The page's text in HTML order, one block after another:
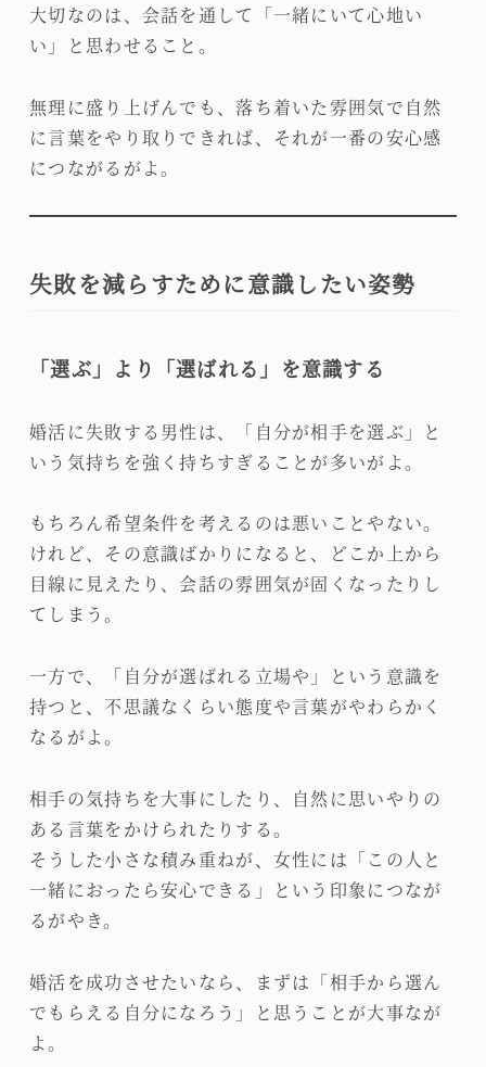
大切なのは、会話を通して「一緒にいて心地い
い」と思わせること。
無理に盛り上げんでも、落ち着いた雰囲気で自然
に言葉をやり取りできれば、それが一番の安心感
につながるがよ。
失敗を減らすために意識したい姿勢
「選ぶ」より「選ばれる」を意識する
婚活に失敗する男性は、「自分が相手を選ぶ」と
いう気持ちを強く持ちすぎることが多いがよ。
もちろん希望条件を考えるのは悪いことやない。
けれど、その意識ばかりになると、どこか上から
目線に見えたり、会話の雰囲気が固くなったりし
てしまう。
一方で、「自分が選ばれる立場や」という意識を
持つと、不思議なくらい態度や言葉がやわらかく
なるがよ。
相手の気持ちを大事にしたり、自然に思いやりの
ある言葉をかけられたりする。
そうした小さな積み重ねが、女性には「この人と
一緒におったら安心できる」という印象につなが
るがやき。
婚活を成功させたいなら、まずは「相手から選ん
でもらえる自分になろう」と思うことが大事なが
よ。